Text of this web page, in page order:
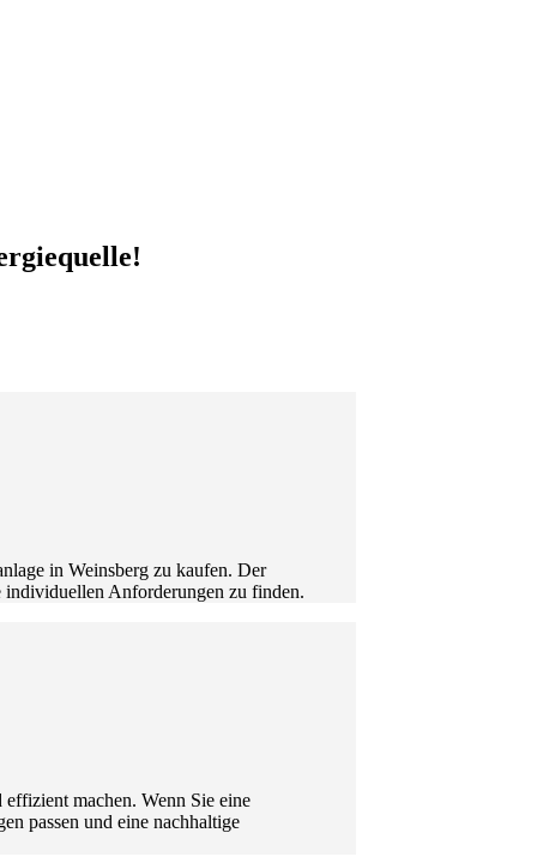
in Weinsberg zu kaufen. Der
Anforderungen zu finden.
machen. Wenn Sie eine
passen und eine nachhaltige